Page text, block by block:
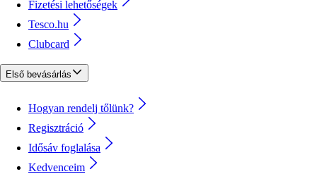
Fizetési lehetőségek
Tesco.hu
Clubcard
Első bevásárlás
Hogyan rendelj tőlünk?
Regisztráció
Idősáv foglalása
Kedvenceim